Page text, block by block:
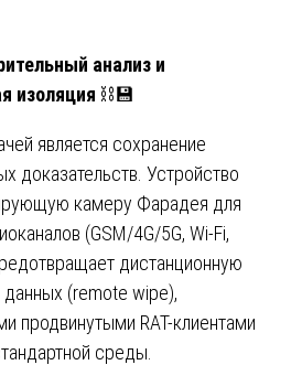
анализ и
изоляция ⛓️💾
является сохранение
доказательств. Устройство
камеру Фарадея для
(GSM/4G/5G, Wi-Fi,
дистанционную
(remote wipe),
продвинутыми RAT-клиентами
среды.